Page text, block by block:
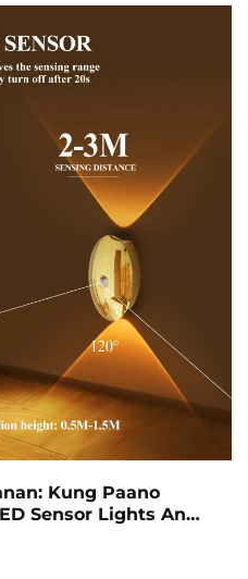
sa pagkatuto.
Kung Paano
Sensor Lights Ang